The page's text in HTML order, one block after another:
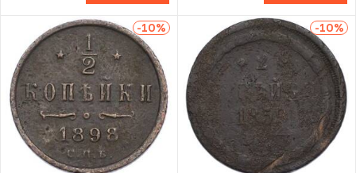
-10% -10%